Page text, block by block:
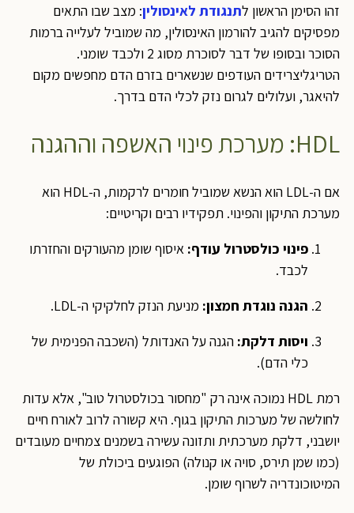
זהו הסימן הראשון ל תנגודת לאינסולין: מצב שבו התאים
מפסיקים להגיב להורמון האינסולין, מה שמוביל לעלייה ברמות
הסוכר ובסופו של דבר לסוכרת מסוג 2 ולכבד שומני.
הטריגליצרידים העודפים שנשארים בזרם הדם מחפשים מקום
להיאגר, ועלולים לגרום נזק לכלי הדם בדרך.
HDL: מערכת פינוי האשפה וההגנה
אם ה-LDL הוא הנשא שמוביל חומרים לרקמות, ה-HDL הוא
מערכת התיקון והפינוי. תפקידיו רבים וקריטיים:
פינוי כולסטרול עודף:איסוף שומן מהעורקים והחזרתו
לכבד.
הגנה נוגדת חמצון:מניעת הנזק לחלקיקי ה-LDL.
ויסות דלקת:הגנה על האנדותל (השכבה הפנימית של
כלי הדם).
רמת HDL נמוכה אינה רק "מחסור בכולסטרול טוב", אלא עדות
לחולשה של מערכות התיקון בגוף. היא קשורה לרוב לאורח חיים
יושבני, דלקת מערכתית ותזונה עשירה בשמנים צמחיים מעובדים
(כמו שמן תירס, סויה או קנולה) הפוגעים ביכולת של
המיטוכונדריה לשרוף שומן.